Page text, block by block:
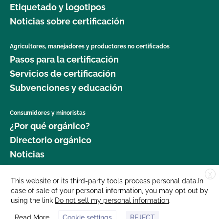
Seguridad Alimentaria?
¿Qué logotipos y declaraciones puedo poner en
mi producto certificado por OCal?
orgánico certificado?
¿Qué recursos existen en relación con los OMG y
la producción orgánica?
la certificación y el mantenimiento de registros?
¿Qué normas certifica el CCOF?
Etiquetado y logotipos
Noticias sobre certificación
Agricultores, manejadores y productores no certificados
Pasos para la certificación
Servicios de certificación
Subvenciones y educación
Consumidores y minoristas
¿Por qué orgánico?
Directorio orgánico
Noticias
Donar
Carreras profesionales
Sala de prensa
X
This website or its third-party tools process personal data.In
case of sale of your personal information, you may opt out by
using the link Do not sell my personal information.